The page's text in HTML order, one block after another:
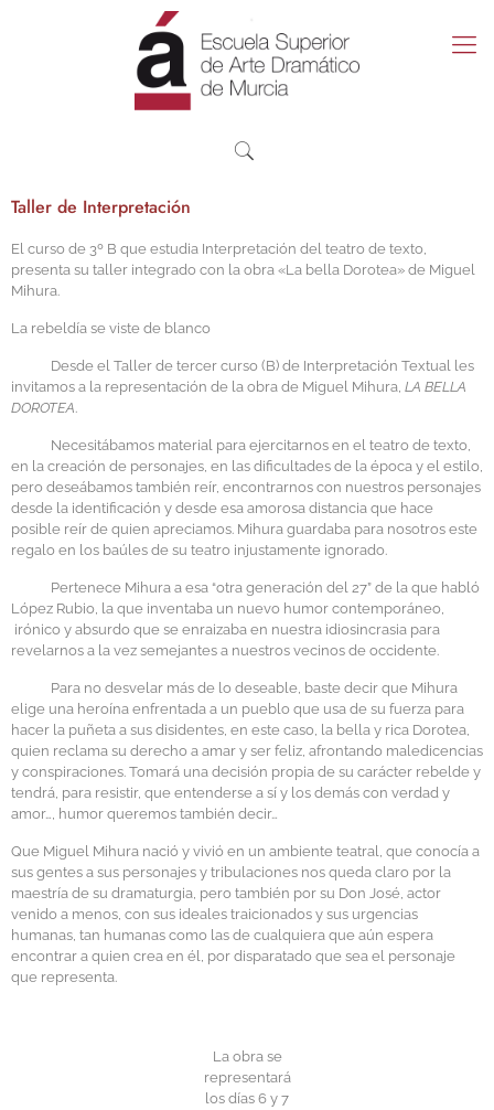
Taller de Interpretación
El curso de 3º B que estudia Interpretación del teatro de texto,
presenta su taller integrado con la obra «La bella Dorotea» de Miguel
Mihura.
La rebeldía se viste de blanco
Desde el Taller de tercer curso (B) de Interpretación Textual les
invitamos a la representación de la obra de Miguel Mihura, LA BELLA
DOROTEA.
Necesitábamos material para ejercitarnos en el teatro de texto,
en la creación de personajes, en las dificultades de la época y el estilo,
pero deseábamos también reír, encontrarnos con nuestros personajes
desde la identificación y desde esa amorosa distancia que hace
posible reír de quien apreciamos. Mihura guardaba para nosotros este
regalo en los baúles de su teatro injustamente ignorado.
Pertenece Mihura a esa “otra generación del 27” de la que habló
López Rubio, la que inventaba un nuevo humor contemporáneo,
irónico y absurdo que se enraizaba en nuestra idiosincrasia para
revelarnos a la vez semejantes a nuestros vecinos de occidente.
Para no desvelar más de lo deseable, baste decir que Mihura
elige una heroína enfrentada a un pueblo que usa de su fuerza para
hacer la puñeta a sus disidentes, en este caso, la bella y rica Dorotea,
quien reclama su derecho a amar y ser feliz, afrontando maledicencias
y conspiraciones. Tomará una decisión propia de su carácter rebelde y
tendrá, para resistir, que entenderse a sí y los demás con verdad y
amor…, humor queremos también decir…
Que Miguel Mihura nació y vivió en un ambiente teatral, que conocía a
sus gentes a sus personajes y tribulaciones nos queda claro por la
maestría de su dramaturgia, pero también por su Don José, actor
venido a menos, con sus ideales traicionados y sus urgencias
humanas, tan humanas como las de cualquiera que aún espera
encontrar a quien crea en él, por disparatado que sea el personaje
que representa.
La obra se
representará
los días 6 y 7